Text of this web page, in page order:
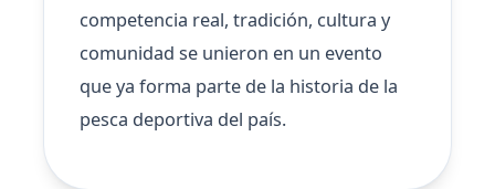
competencia real, tradición, cultura y
comunidad se unieron en un evento
que ya forma parte de la historia de la
pesca deportiva del país.